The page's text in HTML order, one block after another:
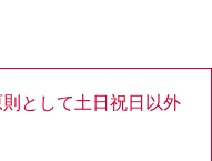
として土日祝日以外